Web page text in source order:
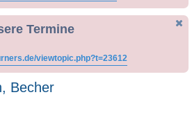
Termine
viewtopic.php?t=23612
Becher